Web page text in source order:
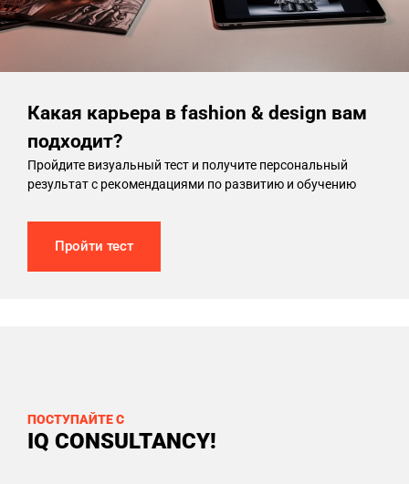
Какая карьера в fashion & design вам
подходит?
Пройдите визуальный тест и получите персональный
результат с рекомендациями по развитию и обучению
Пройти тест
ПОСТУПАЙТЕ С
IQ CONSULTANCY!